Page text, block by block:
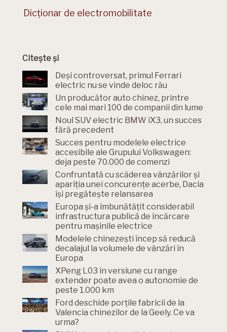
Dicționar de electromobilitate
Citește și
Deși controversat, primul Ferrari
electric nu se vinde deloc rău
Un producător auto chinez, printre
cele mai mari 100 de companii din lume
Noul SUV electric BMW iX3, un succes
fără precedent
Succes pentru modelele electrice
accesibile ale Grupului Volkswagen:
deja peste 70.000 de comenzi
Confruntată cu scăderea vânzărilor și
apariția unei concurențe acerbe, Dacia
își pregătește relansarea
Europa și-a îmbunătățit considerabil
infrastructura publică de încărcare
pentru mașinile electrice
Modelele chinezești încep să reducă
decalajul la volumele de vânzări în
Europa
XPeng L03 în versiune cu range
extender poate avea o autonomie de
peste 1.000 km
Ford deschide porțile fabricii de la
Valencia chinezilor de la Geely. Ce va
urma?